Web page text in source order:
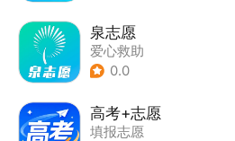
泉志愿
爱心救助
0.0
高考+志愿
填报志愿